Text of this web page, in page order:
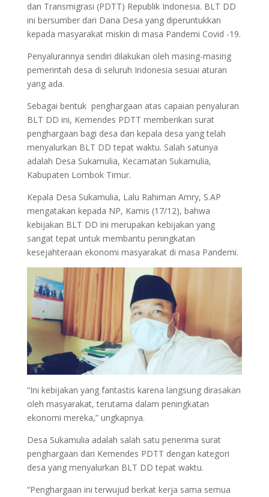
dan Transmigrasi (PDTT) Republik Indonesia. BLT DD
ini bersumber dari Dana Desa yang diperuntukkan
kepada masyarakat miskin di masa Pandemi Covid -19.
Penyalurannya sendiri dilakukan oleh masing-masing
pemerintah desa di seluruh Indonesia sesuai aturan
yang ada.
Sebagai bentuk penghargaan atas capaian penyaluran
BLT DD ini, Kemendes PDTT memberikan surat
penghargaan bagi desa dan kepala desa yang telah
menyalurkan BLT DD tepat waktu. Salah satunya
adalah Desa Sukamulia, Kecamatan Sukamulia,
Kabupaten Lombok Timur.
Kepala Desa Sukamulia, Lalu Rahiman Amry, S.AP
mengatakan kepada NP, Kamis (17/12), bahwa
kebijakan BLT DD ini merupakan kebijakan yang
sangat tepat untuk membantu peningkatan
kesejahteraan ekonomi masyarakat di masa Pandemi.
“Ini kebijakan yang fantastis karena langsung dirasakan
oleh masyarakat, terutama dalam peningkatan
ekonomi mereka,” ungkapnya.
Desa Sukamulia adalah salah satu penerima surat
penghargaan dari Kemendes PDTT dengan kategori
desa yang menyalurkan BLT DD tepat waktu.
“Penghargaan ini terwujud berkat kerja sama semua